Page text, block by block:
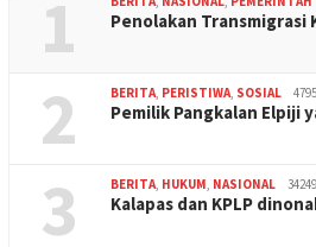
1 Penolakan Transmigrasi
2 BERITA PERISTIWA SOSIAL
Pemilik Pangkalan Elpiji
3 BERITA HUKUM NASIONAL
Kalapas dan KPLP